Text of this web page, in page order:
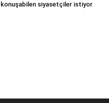
konuşabilen siyasetçiler istiyor